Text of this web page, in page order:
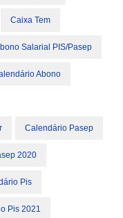
Caixa Tem
Salarial PIS/Pasep
Abono
Calendário Pasep
2020
Pis
Pis 2021